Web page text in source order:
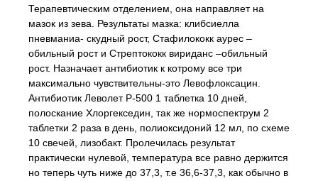
Терапевтическим отделением, она направляет на
мазок из зева. Результаты мазка: клибсиелла
пневманиа- скудный рост, Стафилококк аурес –
обильный рост и Стрептококк вириданс –обильный
рост. Назначает антибиотик к котрому все три
максимально чувствительны-это Левофлоксацин.
Антибиотик Леволет Р-500 1 таблетка 10 дней,
полоскание Хлоргекседин, так же нормоспектрум 2
таблетки 2 раза в день, полиоксидоний 12 мл, по схеме
10 свечей, лизобакт. Пролечилась результат
практически нулевой, температура все равно держится
но теперь чуть ниже до 37,3, т.е 36,6-37,3, как обычно в